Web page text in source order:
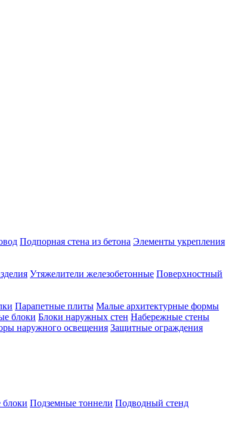
Подпорная стена из бетона Элементы укрепления
Утяжелители железобетонные Поверхностный
Парапетные плиты Малые архитектурные формы
блоки Блоки наружных стен Набережные стены
наружного освещения Защитные ограждения
Подземные тоннели Подводный стенд